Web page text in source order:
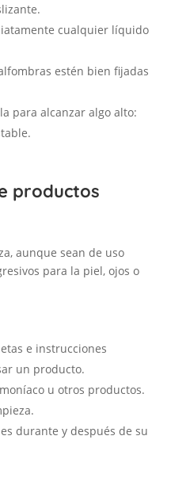
cualquier líquido
estén bien fijadas
para alcanzar algo alto:
productos
aunque sean de uso
para la piel, ojos o
e instrucciones
un producto.
u otros productos.
durante y después de su